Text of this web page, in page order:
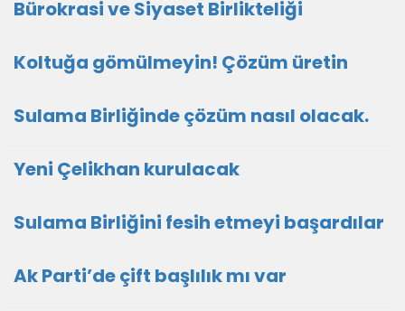
Bürokrasi ve Siyaset Birlikteliği
Koltuğa gömülmeyin! Çözüm üretin
Sulama Birliğinde çözüm nasıl olacak.
Yeni Çelikhan kurulacak
Sulama Birliğini fesih etmeyi başardılar
Ak Parti’de çift başlılık mı var